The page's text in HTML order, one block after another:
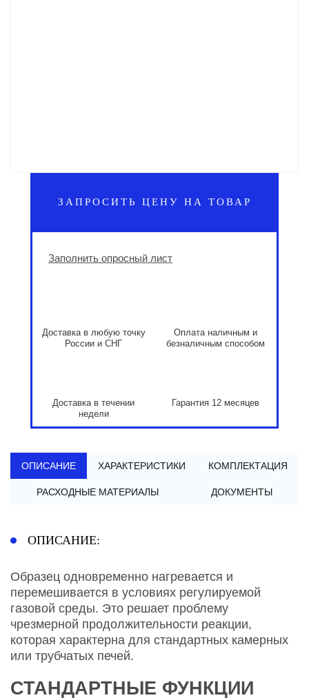
ЗАПРОСИТЬ ЦЕНУ НА ТОВАР
Заполнить опросный лист
Доставка в любую точку
России и СНГ
Оплата наличным и
безналичным способом
Доставка в течении
недели
Гарантия 12 месяцев
ОПИСАНИЕ ХАРАКТЕРИСТИКИ КОМПЛЕКТАЦИЯ
РАСХОДНЫЕ МАТЕРИАЛЫ ДОКУМЕНТЫ
ОПИСАНИЕ:
Образец одновременно нагревается и
перемешивается в условиях регулируемой
газовой среды. Это решает проблему
чрезмерной продолжительности реакции,
которая характерна для стандартных камерных
или трубчатых печей.
СТАНДАРТНЫЕ ФУНКЦИИ